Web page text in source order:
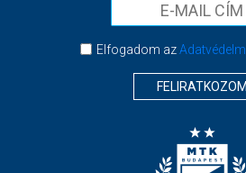
Elfogadom az
FELIRATKOZOM